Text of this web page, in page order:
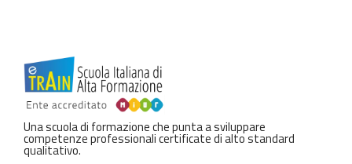
Una scuola di formazione che punta a sviluppare
competenze professionali certificate di alto standard
qualitativo.